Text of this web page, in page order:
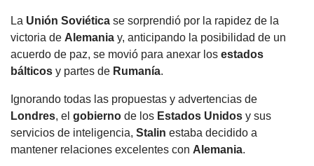
La Unión Soviética se sorprendió por la rapidez de la
victoria de Alemania y, anticipando la posibilidad de un
acuerdo de paz, se movió para anexar los estados
bálticos y partes de Rumanía.
Ignorando todas las propuestas y advertencias de
Londres, el gobierno de los Estados Unidos y sus
servicios de inteligencia, Stalin estaba decidido a
mantener relaciones excelentes con Alemania.